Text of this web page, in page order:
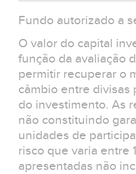
Fundo autorizado a
O valor do capital
função da avaliação
permitir recuperar o
câmbio entre divisas
do investimento. As
não constituindo
unidades de
risco que varia entre
apresentadas não